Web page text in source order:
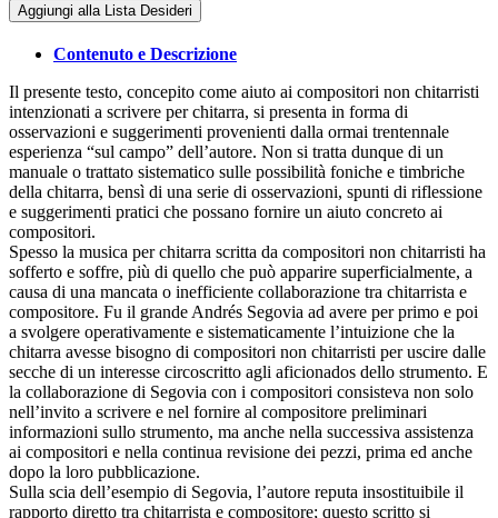
Aggiungi alla Lista Desideri
Contenuto e Descrizione
Il presente testo, concepito come aiuto ai compositori non chitarristi
intenzionati a scrivere per chitarra, si presenta in forma di
osservazioni e suggerimenti provenienti dalla ormai trentennale
esperienza “sul campo” dell’autore. Non si tratta dunque di un
manuale o trattato sistematico sulle possibilità foniche e timbriche
della chitarra, bensì di una serie di osservazioni, spunti di riflessione
e suggerimenti pratici che possano fornire un aiuto concreto ai
compositori.
Spesso la musica per chitarra scritta da compositori non chitarristi ha
sofferto e soffre, più di quello che può apparire superficialmente, a
causa di una mancata o inefficiente collaborazione tra chitarrista e
compositore. Fu il grande Andrés Segovia ad avere per primo e poi
a svolgere operativamente e sistematicamente l’intuizione che la
chitarra avesse bisogno di compositori non chitarristi per uscire dalle
secche di un interesse circoscritto agli aficionados dello strumento. E
la collaborazione di Segovia con i compositori consisteva non solo
nell’invito a scrivere e nel fornire al compositore preliminari
informazioni sullo strumento, ma anche nella successiva assistenza
ai compositori e nella continua revisione dei pezzi, prima ed anche
dopo la loro pubblicazione.
Sulla scia dell’esempio di Segovia, l’autore reputa insostituibile il
rapporto diretto tra chitarrista e compositore; questo scritto si